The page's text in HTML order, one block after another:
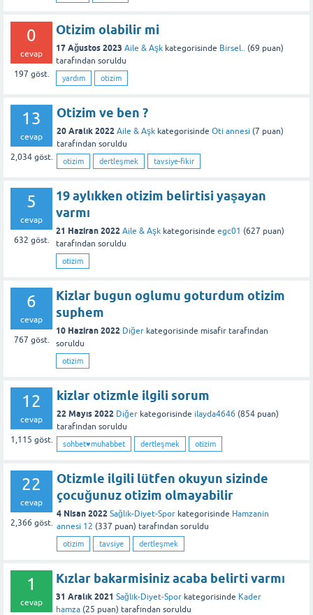
0
cevap
197 göst.
Otizim olabilir mi
17 Ağustos 2023 Aile & Aşk kategorisinde Birsel.. (69 puan)
tarafından soruldu
yardım otizim
13
cevap
2,034 göst.
Otizim ve ben ?
20 Aralık 2022 Aile & Aşk kategorisinde Oti annesi (7 puan)
tarafından soruldu
otizim dertleşmek tavsiye-fikir
5
cevap
632 göst.
19 aylıkken otizim belirtisi yaşayan
varmı
21 Haziran 2022 Aile & Aşk kategorisinde egc01 (627 puan)
tarafından soruldu
otizim
6
cevap
767 göst.
Kizlar bugun oglumu goturdum otizim
suphem
10 Haziran 2022 Diğer kategorisinde misafir tarafından
soruldu
otizim
12
cevap
1,115 göst.
kizlar otizmle ilgili sorum
22 Mayıs 2022 Diğer kategorisinde ilayda4646 (854 puan)
tarafından soruldu
sohbet♥️muhabbet dertleşmek otizim
22
cevap
2,366 göst.
Otizmle ilgili lütfen okuyun sizinde
çocuğunuz otizim olmayabilir
4 Nisan 2022 Sağlık-Diyet-Spor kategorisinde Hamzanin
annesi 12 (337 puan) tarafından soruldu
otizim tavsiye dertleşmek
1
cevap
Kızlar bakarmisiniz acaba belirti varmı
31 Aralık 2021 Sağlık-Diyet-Spor kategorisinde Kader
hamza (25 puan) tarafından soruldu